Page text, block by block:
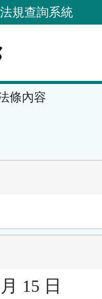
規查詢系統
條內容
15 日